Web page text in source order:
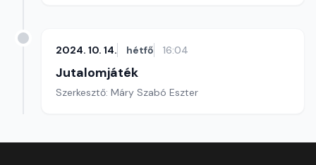
2024. 10. 14. hétfő 16:04
Jutalomjáték
Szerkesztő: Máry Szabó Eszter